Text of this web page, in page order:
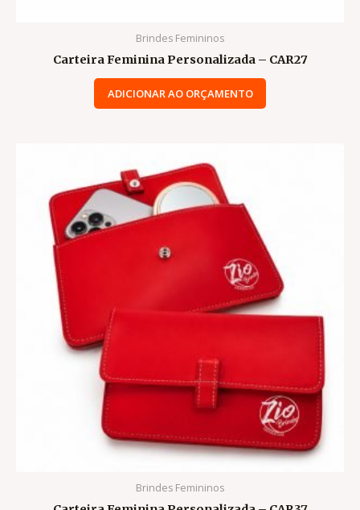
Brindes Femininos
Carteira Feminina Personalizada – CAR27
ADICIONAR AO ORÇAMENTO
Brindes Femininos